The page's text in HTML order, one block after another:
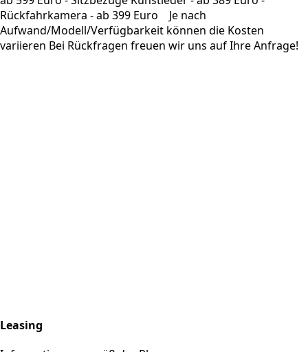
Rückfahrkamera - ab 399 Euro Je nach
Aufwand/Modell/Verfügbarkeit können die Kosten
variieren Bei Rückfragen freuen wir uns auf Ihre Anfrage!
Leasing